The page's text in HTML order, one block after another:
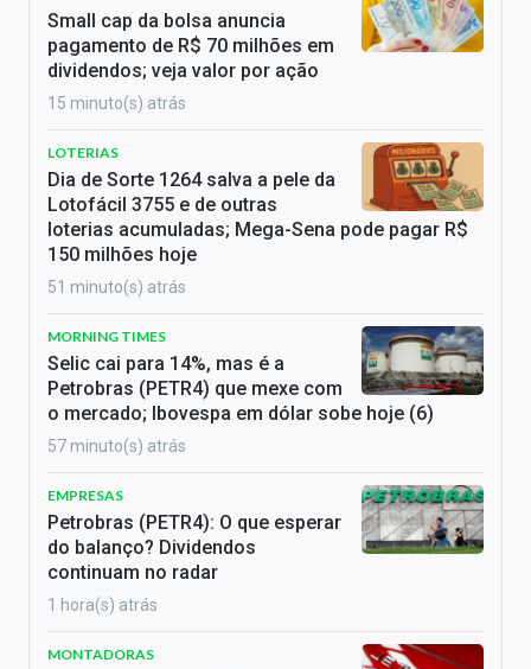
Small cap da bolsa anuncia
pagamento de R$ 70 milhões em
dividendos; veja valor por ação
15 minuto(s) atrás
LOTERIAS
Dia de Sorte 1264 salva a pele da
Lotofácil 3755 e de outras
loterias acumuladas; Mega-Sena pode pagar R$
150 milhões hoje
51 minuto(s) atrás
MORNING TIMES
Selic cai para 14%, mas é a
Petrobras (PETR4) que mexe com
o mercado; Ibovespa em dólar sobe hoje (6)
57 minuto(s) atrás
EMPRESAS
Petrobras (PETR4): O que esperar
do balanço? Dividendos
continuam no radar
1 hora(s) atrás
MONTADORAS